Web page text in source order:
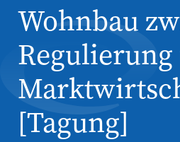
Wohnbau
[Tagung]